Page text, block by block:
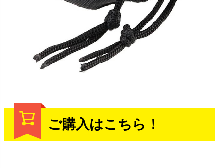
ご購入はこちら！